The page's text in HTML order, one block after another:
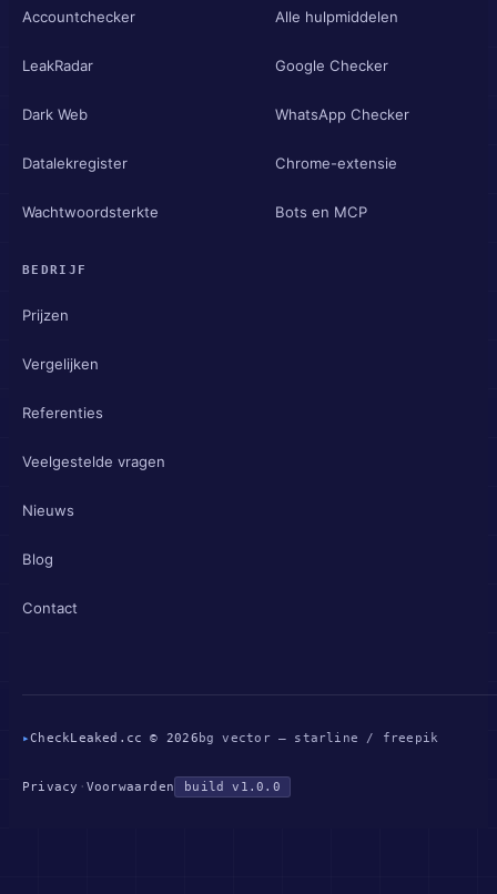
Accountchecker
LeakRadar
Dark Web
Datalekregister
Wachtwoordsterkte
Alle hulpmiddelen
Google Checker
WhatsApp Checker
Chrome-extensie
Bots en MCP
BEDRIJF
Prijzen
Vergelijken
Referenties
Veelgestelde vragen
Nieuws
Blog
Contact
▸CheckLeaked.cc © 2026 bg vector — starline / freepik
Privacy · Voorwaarden build v1.0.0